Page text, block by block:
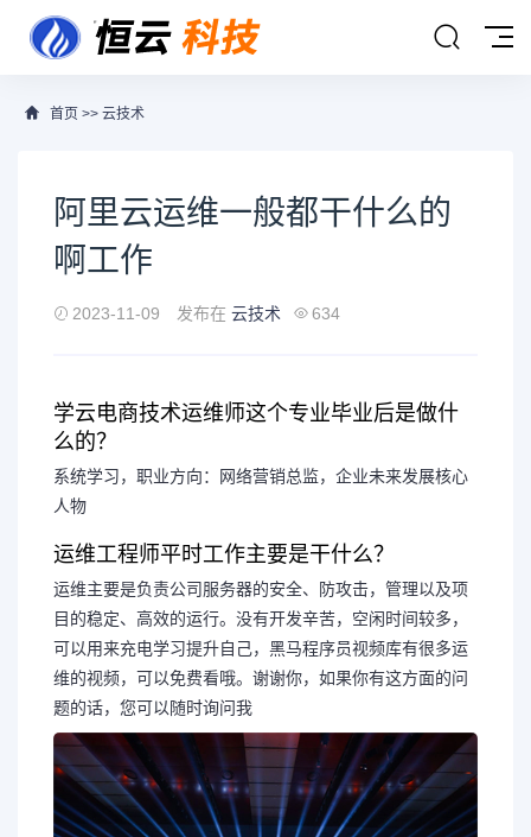
首页 >> 云技术
阿里云运维一般都干什么的
啊工作
2023-11-09 发布在 云技术 634
学云电商技术运维师这个专业毕业后是做什
么的？
系统学习，职业方向：网络营销总监，企业未来发展核心
人物
运维工程师平时工作主要是干什么？
运维主要是负责公司服务器的安全、防攻击，管理以及项
目的稳定、高效的运行。没有开发辛苦，空闲时间较多，
可以用来充电学习提升自己，黑马程序员视频库有很多运
维的视频，可以免费看哦。谢谢你，如果你有这方面的问
题的话，您可以随时询问我